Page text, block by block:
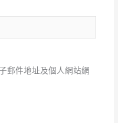
郵件地址及個人網站網